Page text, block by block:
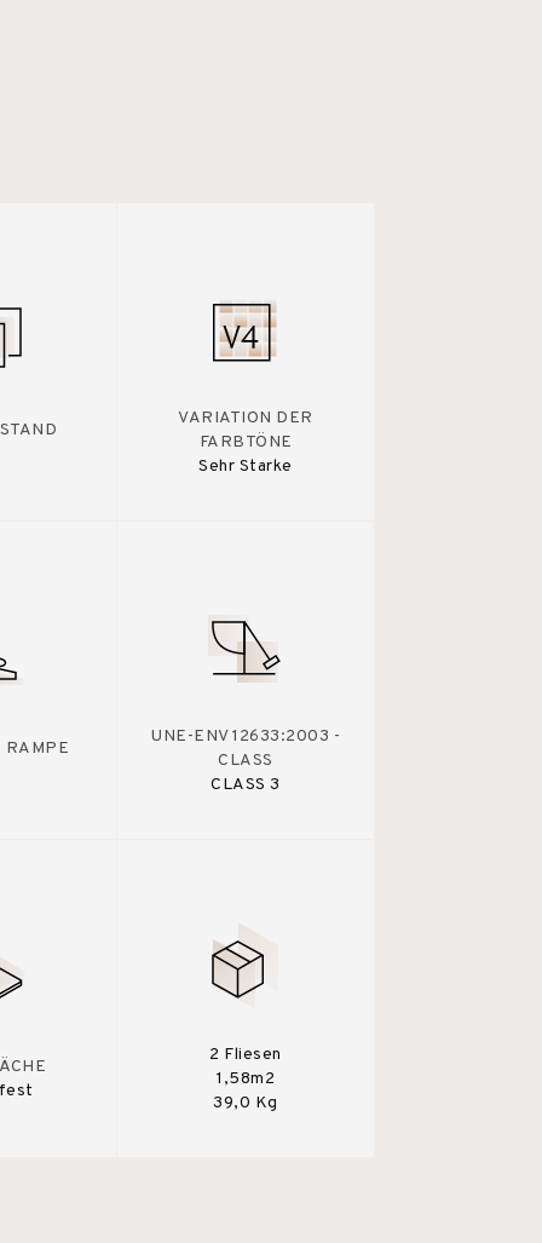
VARIATION DER
FARBTÖNE
Sehr Starke
RAMPE
UNE-ENV 12633:2003 -
CLASS
CLASS 3
2 Fliesen
1,58m2
39,0 Kg